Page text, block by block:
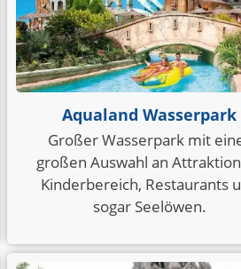
Aqualand Wasserpark
Großer Wasserpark mit
großen Auswahl an
Kinderbereich, Restaurants
sogar Seelöwen.